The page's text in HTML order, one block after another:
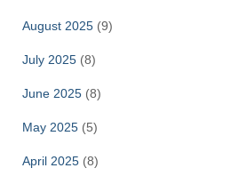
August 2025 (9)
July 2025 (8)
June 2025 (8)
May 2025 (5)
April 2025 (8)